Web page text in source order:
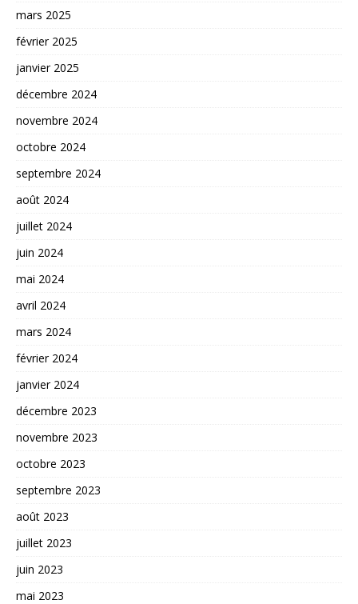
mars 2025
février 2025
janvier 2025
décembre 2024
novembre 2024
octobre 2024
septembre 2024
août 2024
juillet 2024
juin 2024
mai 2024
avril 2024
mars 2024
février 2024
janvier 2024
décembre 2023
novembre 2023
octobre 2023
septembre 2023
août 2023
juillet 2023
juin 2023
mai 2023